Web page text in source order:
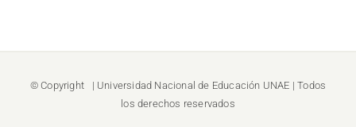
© Copyright | Universidad Nacional de Educación UNAE | Todos
los derechos reservados